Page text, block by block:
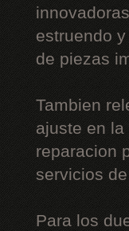
estruendo
de piezas
Tambien
ajuste en
reparacion
servicios
Para los